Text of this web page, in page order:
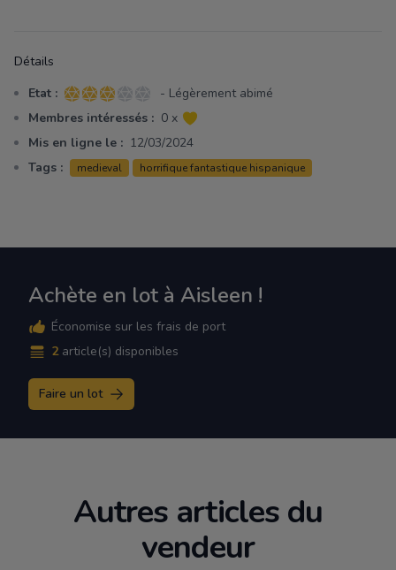
Détails
Etat : 3 sur 5 étoiles
- Légèrement abimé
Membres intéressés : 0 x
Mis en ligne le : 12/03/2024
Tags :
medieval horrifique fantastique hispanique
Achète en lot à Aisleen !
Économise sur les frais de port
2 article(s) disponibles
Faire un lot
Autres articles du
vendeur